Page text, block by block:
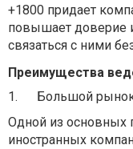
+1800 придает
повышает доверие
связаться с ними
Преимущества
1.
Большой
Одной из основных
иностранных